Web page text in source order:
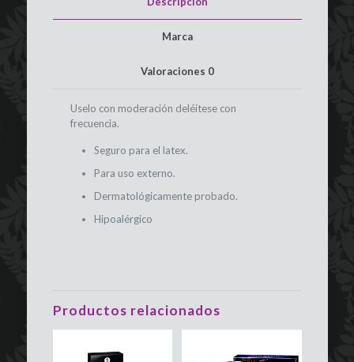
Marca
Valoraciones 0
Uselo con moderación deléitese con
frecuencia.
Seguro para el latex.
Para uso externo.
Dermatológicamente probado.
Hipoalérgico
Productos relacionados